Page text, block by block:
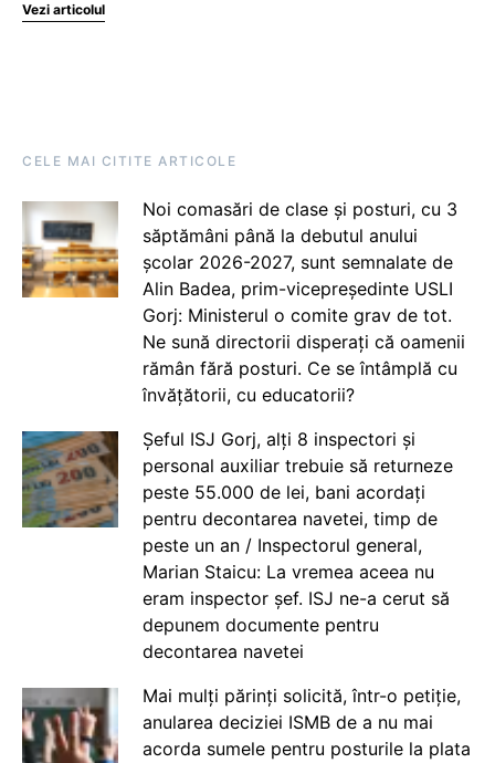
Vezi articolul
CELE MAI CITITE ARTICOLE
Noi comasări de clase și posturi, cu 3
săptămâni până la debutul anului
școlar 2026-2027, sunt semnalate de
Alin Badea, prim-vicepreședinte USLI
Gorj: Ministerul o comite grav de tot.
Ne sună directorii disperați că oamenii
rămân fără posturi. Ce se întâmplă cu
învățătorii, cu educatorii?
Șeful ISJ Gorj, alți 8 inspectori și
personal auxiliar trebuie să returneze
peste 55.000 de lei, bani acordați
pentru decontarea navetei, timp de
peste un an / Inspectorul general,
Marian Staicu: La vremea aceea nu
eram inspector șef. ISJ ne-a cerut să
depunem documente pentru
decontarea navetei
Mai mulți părinți solicită, într-o petiție,
anularea deciziei ISMB de a nu mai
acorda sumele pentru posturile la plata